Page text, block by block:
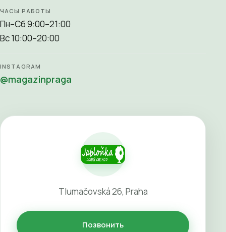
ЧАСЫ РАБОТЫ
Пн–Сб 9:00–21:00
Вс 10:00–20:00
INSTAGRAM
@magazinpraga
Tlumačovská 26, Praha
Позвонить